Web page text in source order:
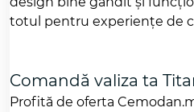
totul pentru experiențe de
Comandă valiza ta
Profită de oferta